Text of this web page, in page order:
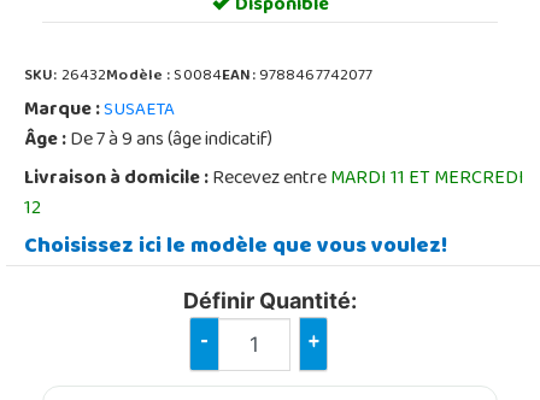
SKU:26432Modèle :S0084EAN:9788467742077
Marque :SUSAETA
Âge :De 7 à 9 ans (âge indicatif)
Livraison à domicile :Recevez entreMARDI 11 ET MERCREDI
12
Choisissez ici le modèle que vous voulez!
Définir Quantité:
- +